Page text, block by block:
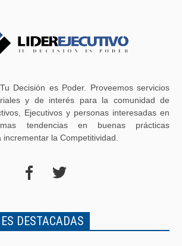
Tu Decisión es Poder. Proveemos servicios
y de interés para la comunidad de
Ejecutivos y personas interesadas en
tendencias en buenas prácticas
la Competitividad.
DESTACADAS